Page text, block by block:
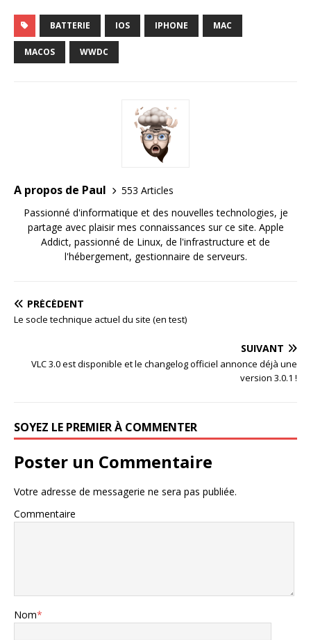
BATTERIE IOS IPHONE MAC
MACOS WWDC
A propos de Paul
553 Articles
Passionné d'informatique et des nouvelles technologies, je
partage avec plaisir mes connaissances sur ce site. Apple
Addict, passionné de Linux, de l'infrastructure et de
l'hébergement, gestionnaire de serveurs.
PRÉCÉDENT
Le socle technique actuel du site (en test)
SUIVANT
VLC 3.0 est disponible et le changelog officiel annonce déjà une
version 3.0.1 !
SOYEZ LE PREMIER À COMMENTER
Poster un Commentaire
Votre adresse de messagerie ne sera pas publiée.
Commentaire
Nom*